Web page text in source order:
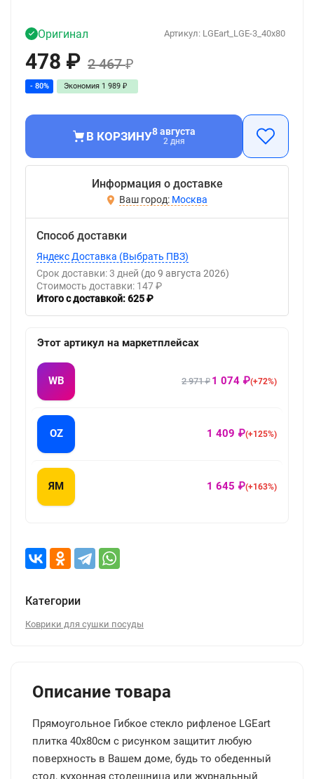
Артикул: LGEart_LGE-3_40x80
Оригинал
478 ₽ 2 467₽
- 80% Экономия 1 989 ₽
В КОРЗИНУ8 августа
2 дня
Информация о доставке
Москва
Способ доставки
Яндекс Доставка (Выбрать ПВЗ)
Срок доставки: 3 дней (до 9 августа 2026)
Стоимость доставки: 147 ₽
Итого с доставкой: 625 ₽
Этот артикул на маркетплейсах
WB 2 971 ₽ 1 074 ₽(+72%)
OZ 1 409 ₽(+125%)
ЯМ 1 645 ₽(+163%)
Категории
Коврики для сушки посуды
Описание товара
Прямоугольное Гибкое стекло рифленое LGEart
плитка 40x80см с рисунком защитит любую
поверхность в Вашем доме, будь то обеденный
стол, кухонная столешница или журнальный